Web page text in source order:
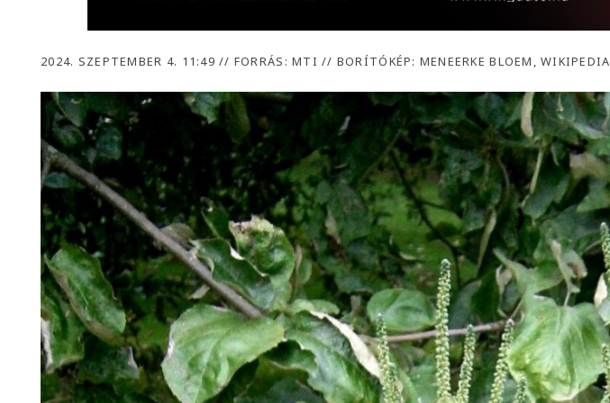
2024. SZEPTEMBER 4. 11:49// FORRÁS: MTI // BORÍTÓKÉP: MENEERKE BLOEM, WIKIPEDIA